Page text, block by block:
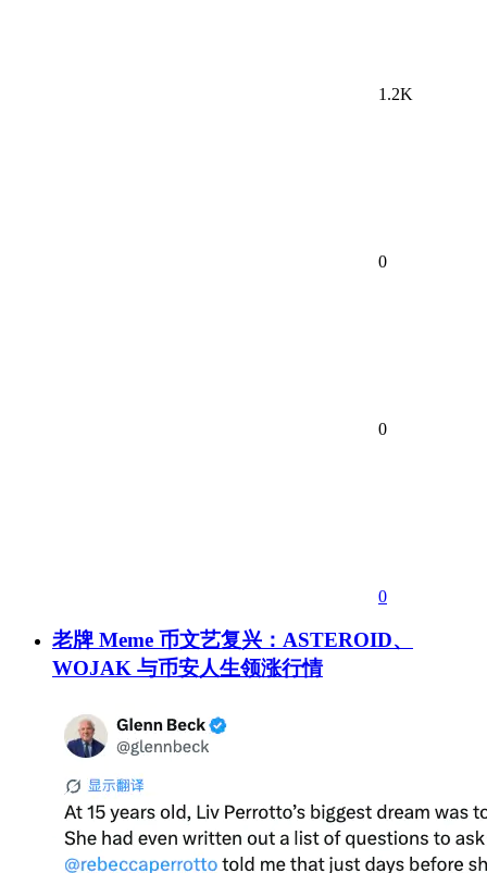
1.2K
0
0
0
老牌 Meme 币文艺复兴：ASTEROID、
WOJAK 与币安人生领涨行情